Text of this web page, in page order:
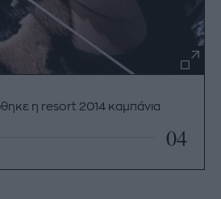
η resort 2014 καμπάνια
04